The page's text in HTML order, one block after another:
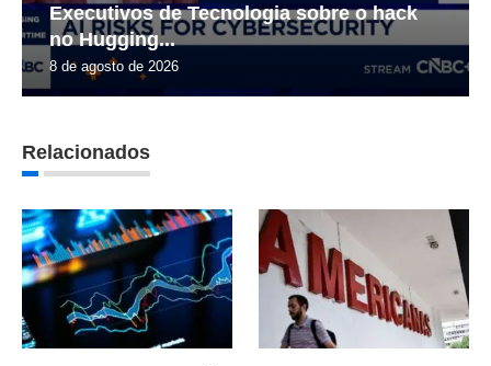
Executivos de Tecnologia sobre o hack
no Hugging...
8 de agosto de 2026
Relacionados